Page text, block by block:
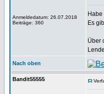
Anmeldedatum: 26.07.2018
Beiträge: 360
Es
Über
Nach oben
Bandit55555